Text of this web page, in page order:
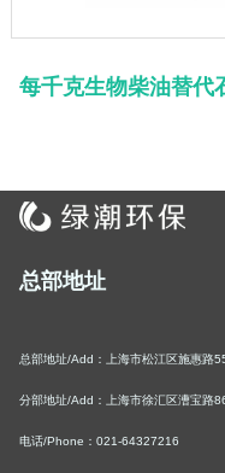
每千克生物柴油替代
总
总部地址/Add：上海市松江区施惠路
分部地址/Add：上海市徐汇区漕宝路
电话/Phone：021-